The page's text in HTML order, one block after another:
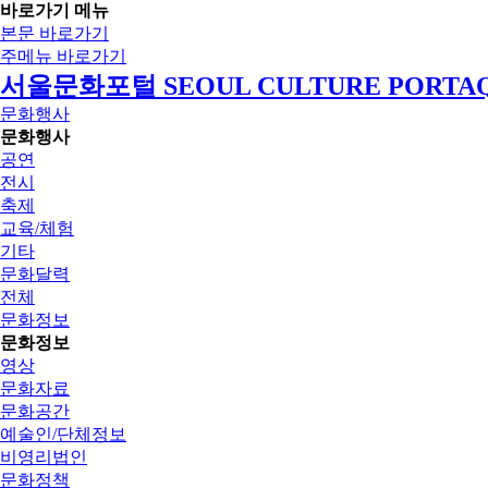
바로가기 메뉴
본문 바로가기
주메뉴 바로가기
서울문화포털 SEOUL CULTURE
문화행사
문화행사
공연
전시
축제
교육/체험
기타
문화달력
전체
문화정보
문화정보
영상
문화자료
문화공간
예술인/단체정보
비영리법인
문화정책